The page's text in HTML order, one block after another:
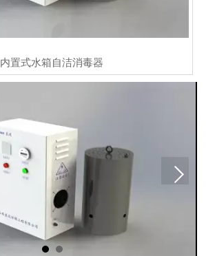
内置式水箱自洁消毒器